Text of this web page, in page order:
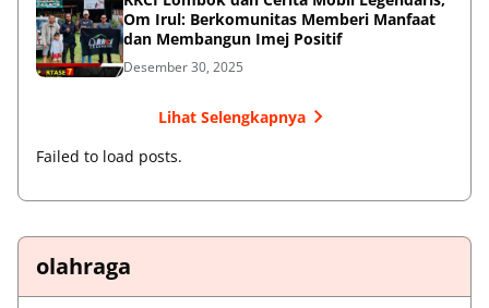
Om Irul: Berkomunitas Memberi Manfaat
dan Membangun Imej Positif
Desember 30, 2025
Lihat Selengkapnya
Failed to load posts.
olahraga